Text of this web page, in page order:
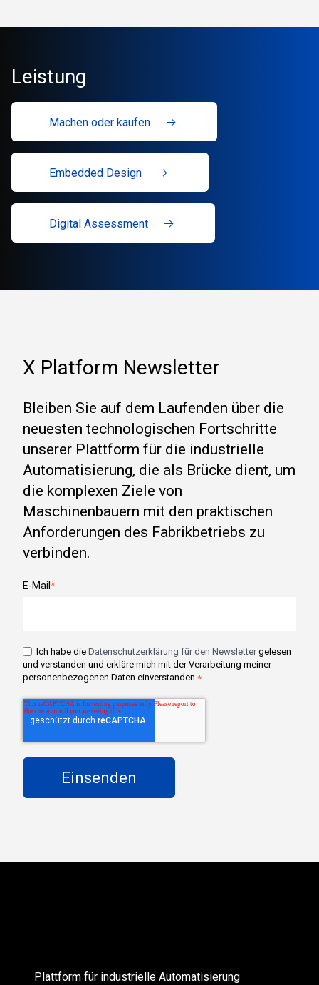
Leistung
Machen oder kaufen
Embedded Design
Digital Assessment
X Platform Newsletter
Bleiben Sie auf dem Laufenden über die
neuesten technologischen Fortschritte
unserer Plattform für die industrielle
Automatisierung, die als Brücke dient, um
die komplexen Ziele von
Maschinenbauern mit den praktischen
Anforderungen des Fabrikbetriebs zu
verbinden.
E-Mail *
Ich habe die Datenschutzerklärung für den Newslettergelesen
und verstanden und erkläre mich mit der Verarbeitung meiner
personenbezogenen Daten einverstanden.*
Plattform für industrielle Automatisierung